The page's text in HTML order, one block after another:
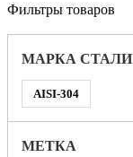
Фильтры товаров
МАРКА СТАЛИ
AISI-304
МЕТКА